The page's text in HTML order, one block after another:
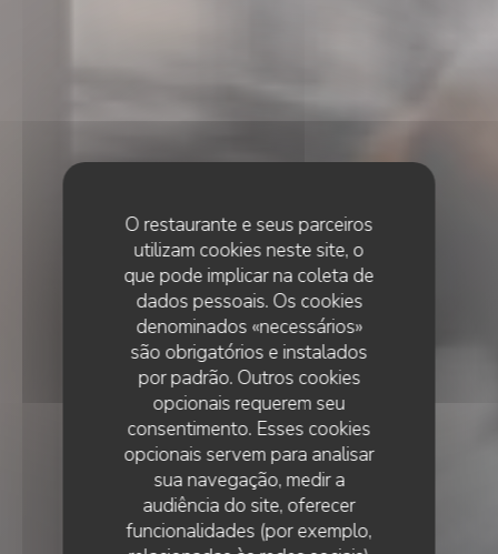
O restaurante e seus parceiros
utilizam cookies neste site, o
que pode implicar na coleta de
dados pessoais. Os cookies
denominados «necessários»
são obrigatórios e instalados
por padrão. Outros cookies
opcionais requerem seu
consentimento. Esses cookies
opcionais servem para analisar
sua navegação, medir a
audiência do site, oferecer
funcionalidades (por exemplo,